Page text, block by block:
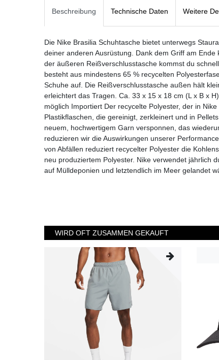
Beschreibung Technische Daten Weitere
Die Nike Brasilia Schuhtasche bietet unterwegs
deiner anderen Ausrüstung. Dank dem Griff am
der äußeren Reißverschlusstasche kommst du
besteht aus mindestens 65 % recycelten
Schuhe auf. Die Reißverschlusstasche außen hält
erleichtert das Tragen. Ca. 33 x 15 x 18 cm (L x B x
möglich Importiert Der recycelte Polyester, der in
Plastikflaschen, die gereinigt, zerkleinert und in
neuem, hochwertigem Garn versponnen, das
reduzieren wir die Auswirkungen unserer
von Abfällen reduziert recycelter Polyester die
neu produziertem Polyester. Nike verwendet jährlich
auf Mülldeponien und letztendlich im Meer gelandet
WIRD OFT ZUSAMMEN GEKAUFT